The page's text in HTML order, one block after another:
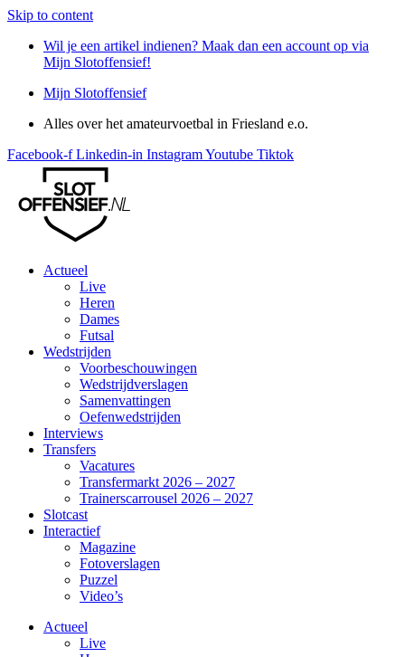
Skip to content
Wil je een artikel indienen? Maak dan een account op via
Mijn Slotoffensief!
Mijn Slotoffensief
Alles over het amateurvoetbal in Friesland e.o.
Facebook-f Linkedin-in InstagramYoutube Tiktok
Actueel
Live
Heren
Dames
Futsal
Wedstrijden
Voorbeschouwingen
Wedstrijdverslagen
Samenvattingen
Oefenwedstrijden
Interviews
Transfers
Vacatures
Transfermarkt 2026 – 2027
Trainerscarrousel 2026 – 2027
Slotcast
Interactief
Magazine
Fotoverslagen
Puzzel
Video’s
Actueel
Live